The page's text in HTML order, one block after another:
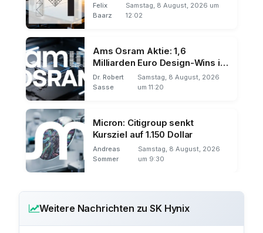
Felix
Baarz
Samstag, 8 August, 2026 um
12:02
Ams Osram Aktie: 1,6
Milliarden Euro Design-Wins im
Q2
Dr. Robert
Sasse
Samstag, 8 August, 2026
um 11:20
Micron: Citigroup senkt
Kursziel auf 1.150 Dollar
Andreas
Sommer
Samstag, 8 August, 2026
um 9:30
Weitere Nachrichten zu SK Hynix